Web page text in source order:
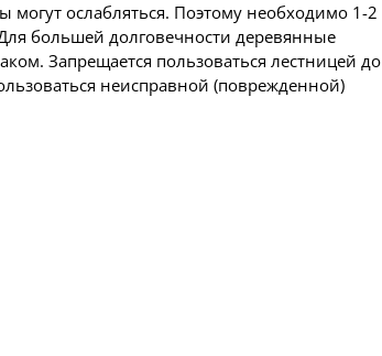
могут ослабляться. Поэтому необходимо 1-2
большей долговечности деревянные
Запрещается пользоваться лестницей до
неисправной (поврежденной)